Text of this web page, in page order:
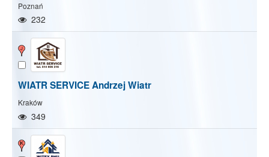
Poznań
232
WIATR SERVICE Andrzej Wiatr
Kraków
349